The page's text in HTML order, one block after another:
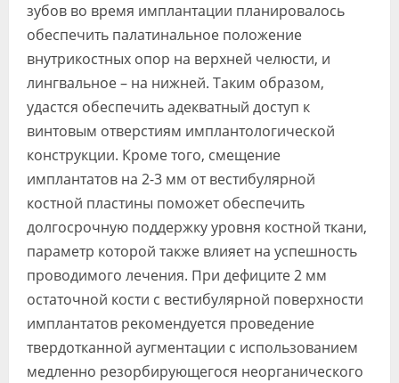
зубов во время имплантации планировалось
обеспечить палатинальное положение
внутрикостных опор на верхней челюсти, и
лингвальное – на нижней. Таким образом,
удастся обеспечить адекватный доступ к
винтовым отверстиям имплантологической
конструкции. Кроме того, смещение
имплантатов на 2-3 мм от вестибулярной
костной пластины поможет обеспечить
долгосрочную поддержку уровня костной ткани,
параметр которой также влияет на успешность
проводимого лечения. При дефиците 2 мм
остаточной кости с вестибулярной поверхности
имплантатов рекомендуется проведение
твердотканной аугментации с использованием
медленно резорбирующегося неорганического